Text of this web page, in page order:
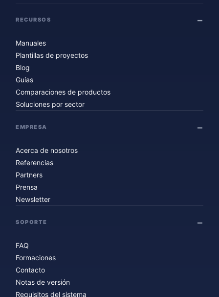
RECURSOS
Manuales
Plantillas de proyectos
Blog
Guías
Comparaciones de productos
Soluciones por sector
EMPRESA
Acerca de nosotros
Referencias
Partners
Prensa
Newsletter
SOPORTE
FAQ
Formaciones
Contacto
Notas de versión
Requisitos del sistema